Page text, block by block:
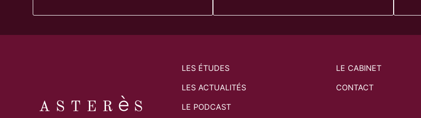
LES ÉTUDES
LES ACTUALITÉS
LE PODCAST
LE CABINET
CONTACT